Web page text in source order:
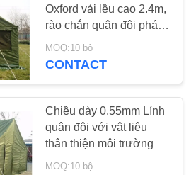
lều
Oxford vải lều cao 2.4m,
rào chắn quân đội phát
hành lều
MOQ:10 bộ
CONTACT
Chiều dày 0.55mm Lính
quân đội với vật liệu
thân thiện môi trường
MOQ:10 bộ